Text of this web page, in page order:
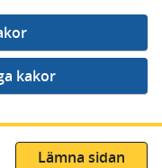
Lämna sidan